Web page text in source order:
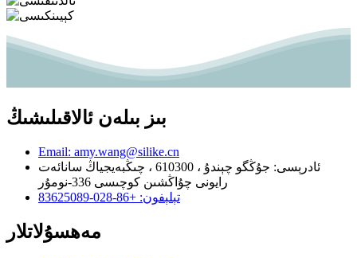
بىز بىلەن ئالاقىلىشىڭ
Email: amy.wang@silike.cn
ئادرېسى: جۇڭگو چېندۇ ، 610300 ، چىڭبەيجياڭ سانائەت
رايونى چۇاڭشىن كوچىسى 336-نومۇر
تېلېفون: +86-028-83625089
مەھسۇلاتلار